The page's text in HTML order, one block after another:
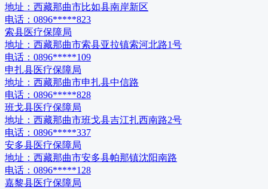
地址： 西藏那曲市比如县南岸新区
电话： 0896*****823
索县医疗保障局
地址： 西藏那曲市索县亚拉镇索河北路1号
电话： 0896*****109
申扎县医疗保障局
地址： 西藏那曲市申扎县中信路
电话： 0896*****828
班戈县医疗保障局
地址： 西藏那曲市班戈县吉江扎西南路2号
电话： 0896*****337
安多县医疗保障局
地址： 西藏那曲市安多县帕那镇沈阳南路
电话： 0896*****128
嘉黎县医疗保障局